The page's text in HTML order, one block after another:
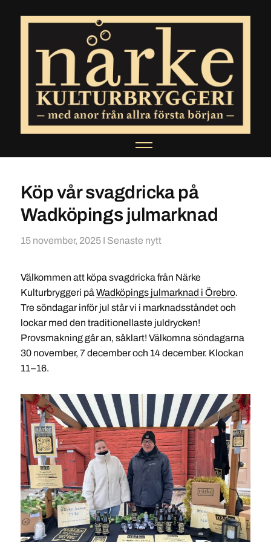
Köp vår svagdricka på
Wadköpings julmarknad
15 november, 2025 I Senaste nytt
Välkommen att köpa svagdricka från Närke
Kulturbryggeri på Wadköpings julmarknad i Örebro.
Tre söndagar inför jul står vi i marknadsståndet och
lockar med den traditionellaste juldrycken!
Provsmakning går an, såklart! Välkomna söndagarna
30 november, 7 december och 14 december. Klockan
11–16.